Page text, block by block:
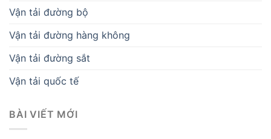
Vận tải đường bộ
Vận tải đường hàng không
Vận tải đường sắt
Vận tải quốc tế
BÀI VIẾT MỚI